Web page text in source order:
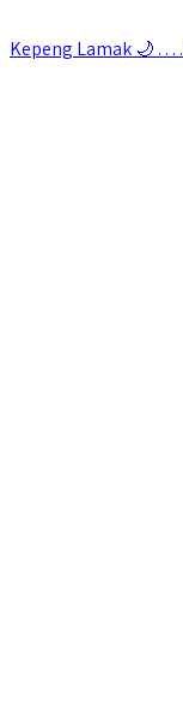
Kepeng Lamak 🌙 . .